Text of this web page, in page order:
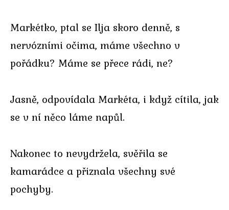
Markétko, ptal se Ilja skoro denně, s
nervózními očima, máme všechno v
pořádku? Máme se přece rádi, ne?
Jasně, odpovídala Markéta, i když cítila, jak
se v ní něco láme napůl.
Nakonec to nevydržela, svěřila se
kamarádce a přiznala všechny své
pochyby.